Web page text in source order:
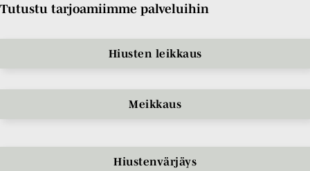
Tutustu tarjoamiimme palveluihin
Hiusten leikkaus
Meikkaus
Hiustenvärjäys